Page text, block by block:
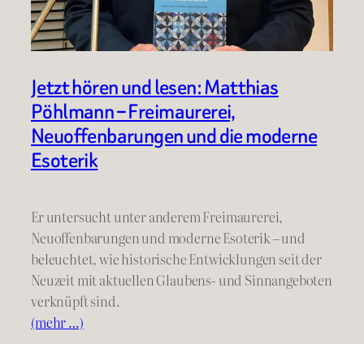
Jetzt hören und lesen: Matthias
Pöhlmann – Freimaurerei,
Neuoffenbarungen und die moderne
Esoterik
Er untersucht unter anderem Freimaurerei,
Neuoffenbarungen und moderne Esoterik – und
beleuchtet, wie historische Entwicklungen seit der
Neuzeit mit aktuellen Glaubens- und Sinnangeboten
verknüpft sind.
(mehr …)